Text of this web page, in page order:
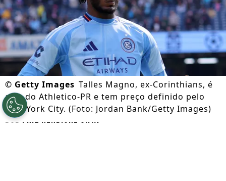
© Getty Images Talles Magno, ex-Corinthians, é
alvo do Athletico-PR e tem preço definido pelo
New York City. (Foto: Jordan Bank/Getty Images)
Por Luiz Henrique Silva